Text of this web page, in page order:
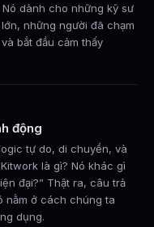
dành cho những kỹ sư
những người đã chạm
bắt đầu cảm thấy
động
tự do, di chuyển, và
là gì? Nó khác gì
đại?” Thật ra, câu trả
nằm ở cách chúng ta
dụng.